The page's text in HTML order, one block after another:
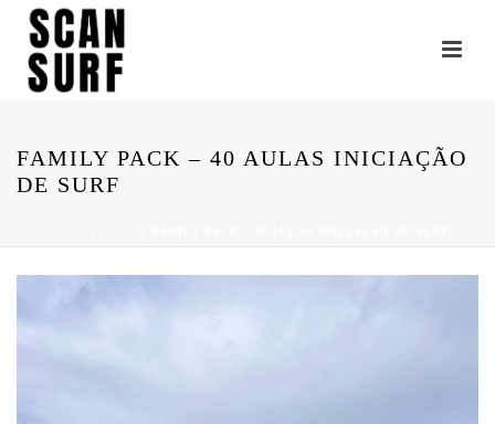
FAMILY PACK – 40 AULAS INICIAÇÃO
DE SURF